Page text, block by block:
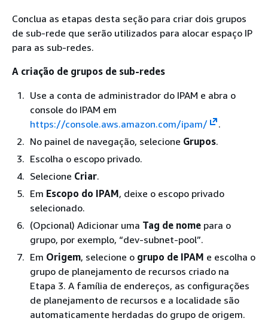
Conclua as etapas desta seção para criar dois grupos
de sub-rede que serão utilizados para alocar espaço IP
para as sub-redes.
A criação de grupos de sub-redes
Use a conta de administrador do IPAM e abra o
console do IPAM em
https://console.aws.amazon.com/ipam/
.
No painel de navegação, selecione Grupos.
Escolha o escopo privado.
Selecione Criar.
Em Escopo do IPAM, deixe o escopo privado
selecionado.
(Opcional) Adicionar uma Tag de nome para o
grupo, por exemplo, “dev-subnet-pool”.
Em Origem, selecione o grupo de IPAM e escolha o
grupo de planejamento de recursos criado na
Etapa 3. A família de endereços, as configurações
de planejamento de recursos e a localidade são
automaticamente herdadas do grupo de origem.